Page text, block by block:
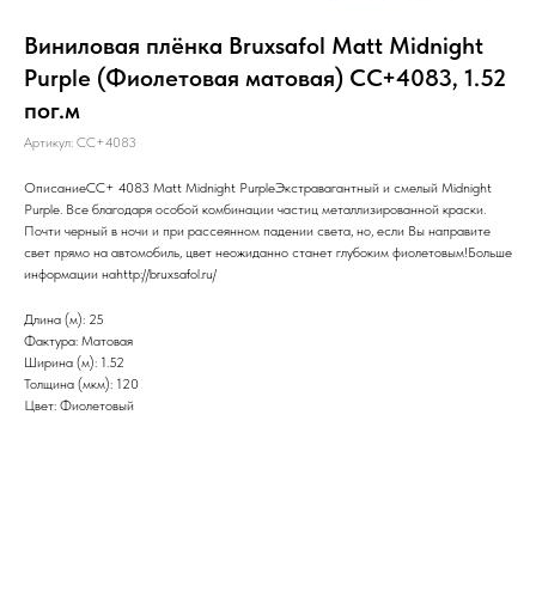
Виниловая плёнка Bruxsafol Matt Midnight
Purple (Фиолетовая матовая) CC+4083, 1.52
пог.м
Артикул: CC+4083
ОписаниеCC+ 4083 Matt Midnight PurpleЭкстравагантный и смелый Midnight
Purple. Все благодаря особой комбинации частиц металлизированной краски.
Почти черный в ночи и при рассеянном падении света, но, если Вы направите
свет прямо на автомобиль, цвет неожиданно станет глубоким фиолетовым!Больше
информации наhttp://bruxsafol.ru/
Длина (м): 25
Фактура: Матовая
Ширина (м): 1.52
Толщина (мкм): 120
Цвет: Фиолетовый